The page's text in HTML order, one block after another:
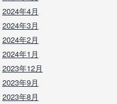
2024年4月
2024年3月
2024年2月
2024年1月
2023年12月
2023年9月
2023年8月